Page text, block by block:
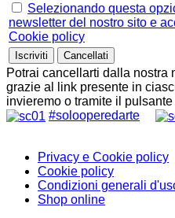
Selezionando questa
newsletter del nostro sito e
Cookie policy
Potrai cancellarti dalla nostra
grazie al link presente in
invieremo o tramite il
#solooperedarte
Privacy e Cookie policy
Cookie policy
Condizioni generali
Shop online